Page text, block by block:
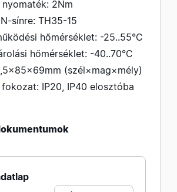
2Nm
sínre: TH35-15
hőmérséklet: -25..55°C
hőmérséklet: -40..70°C
(szél×mag×mély)
IP20, IP40 elosztóba